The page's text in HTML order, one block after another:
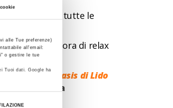
alle Tue preferenze)
all'email:
o gestire le tue
Tuoi dati. Google ha
raccogliere tutte le
qualche ora di relax
la salute.
le Thermae Oasis di Lido
, perla